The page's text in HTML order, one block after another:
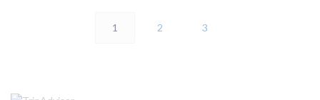
1 2 3